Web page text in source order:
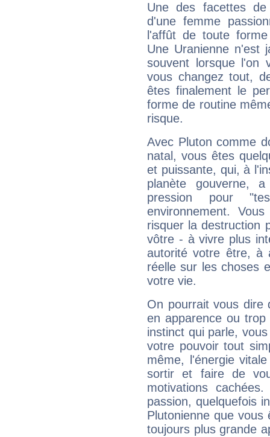
Une des facettes
d'une femme
l'affût de toute
Une Uranienne n'est
souvent lorsque l'on
vous changez tout,
êtes finalement le
forme de routine
risque.
Avec Pluton comme
natal, vous êtes
et puissante, qui, à
planète gouverne,
pression pour
environnement.
risquer la destruction
vôtre - à vivre plus
autorité votre être, à
réelle sur les choses
votre vie.
On pourrait vous dire
en apparence ou
instinct qui parle,
votre pouvoir tout
même, l'énergie
sortir et faire de
motivations
passion, quelquefois
Plutonienne que
toujours plus grande